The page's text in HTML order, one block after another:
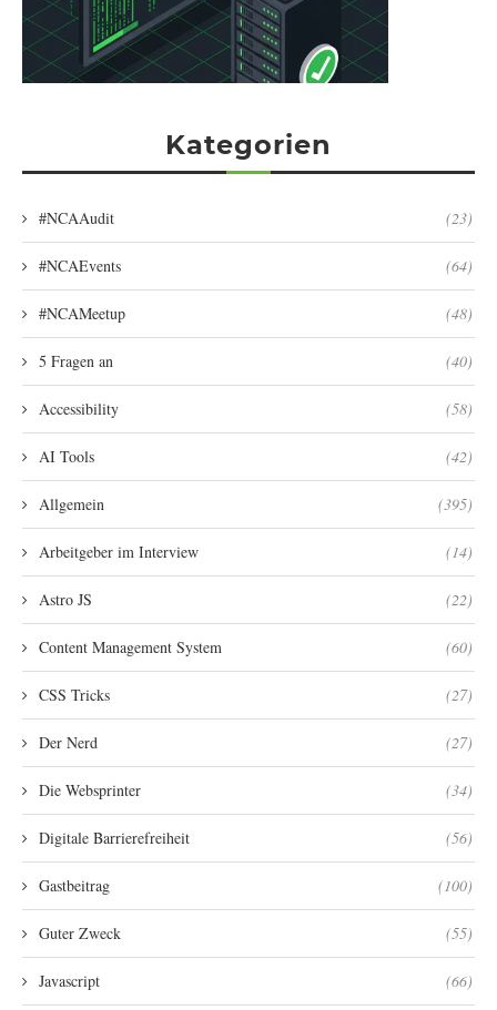
Kategorien
#NCAAudit (23)
#NCAEvents (64)
#NCAMeetup (48)
5 Fragen an (40)
Accessibility (58)
AI Tools (42)
Allgemein (395)
Arbeitgeber im Interview (14)
Astro JS (22)
Content Management System (60)
CSS Tricks (27)
Der Nerd (27)
Die Websprinter (34)
Digitale Barrierefreiheit (56)
Gastbeitrag (100)
Guter Zweck (55)
Javascript (66)